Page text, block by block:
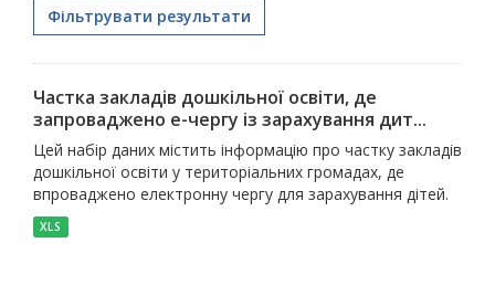
Фільтрувати результати
Частка закладів дошкільної освіти, де
запроваджено е-чергу із зарахування дит...
Цей набір даних містить інформацію про частку закладів
дошкільної освіти у територіальних громадах, де
впроваджено електронну чергу для зарахування дітей.
XLS